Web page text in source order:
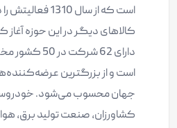
است که از سال
کالاهای دیگر در این حوزه آغاز
دارای 62
است و از بزرگترین
جهان محسوب می‌شود.
کشاورزان، صنعت تولید برق،